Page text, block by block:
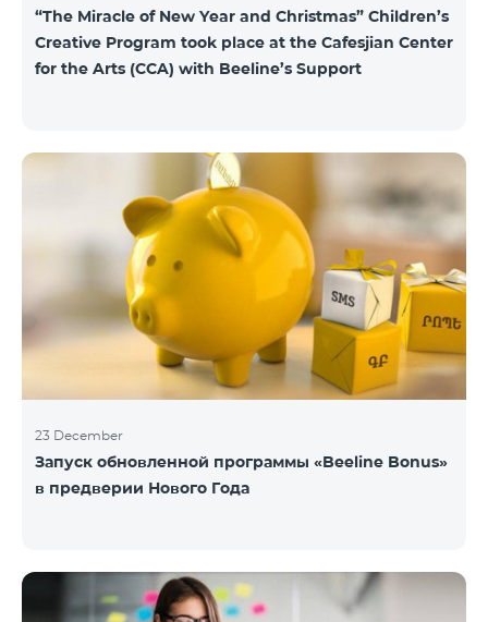
“The Miracle of New Year and Christmas” Children’s
Creative Program took place at the Cafesjian Center
for the Arts (CCA) with Beeline’s Support
23 December
Запуск обновленной программы «Beeline Bonus»
в предверии Нового Года